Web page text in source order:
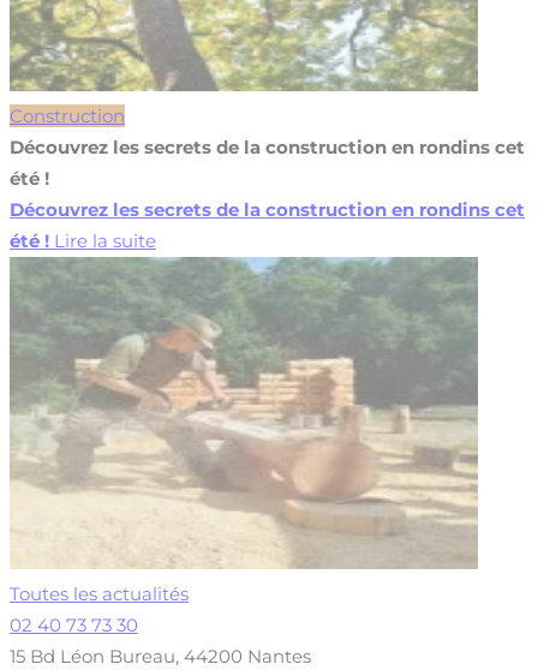
Construction
Découvrez les secrets de la construction en rondins cet
été !
Découvrez les secrets de la construction en rondins cet
été ! Lire la suite
Toutes les actualités
02 40 73 73 30
15 Bd Léon Bureau, 44200 Nantes